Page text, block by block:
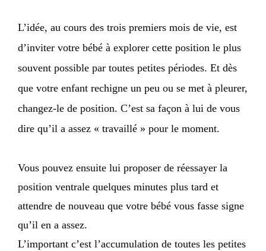
L’idée, au cours des trois premiers mois de vie, est
d’inviter votre bébé à explorer cette position le plus
souvent possible par toutes petites périodes. Et dès
que votre enfant rechigne un peu ou se met à pleurer,
changez-le de position. C’est sa façon à lui de vous
dire qu’il a assez « travaillé » pour le moment.
Vous pouvez ensuite lui proposer de réessayer la
position ventrale quelques minutes plus tard et
attendre de nouveau que votre bébé vous fasse signe
qu’il en a assez.
L’important c’est l’accumulation de toutes les petites